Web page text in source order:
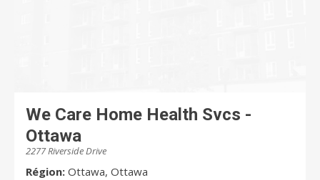
We Care Home Health Svcs -
Ottawa
2277 Riverside Drive
Région: Ottawa, Ottawa